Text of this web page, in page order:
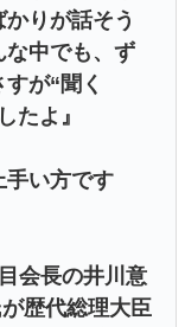
りが話そう
な中でも、ず
が“聞く
たよ』
い方です
会長の井川意
歴代総理大臣